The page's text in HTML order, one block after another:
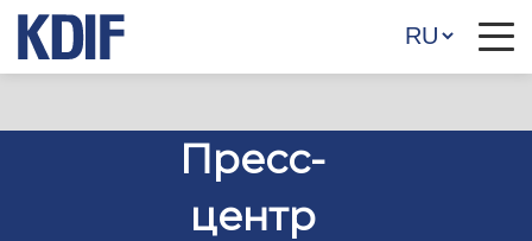
Пресс-
центр